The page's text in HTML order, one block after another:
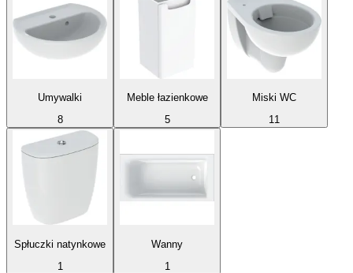
Umywalki
8
Meble łazienkowe
5
Miski WC
11
Spłuczki natynkowe
1
Wanny
1